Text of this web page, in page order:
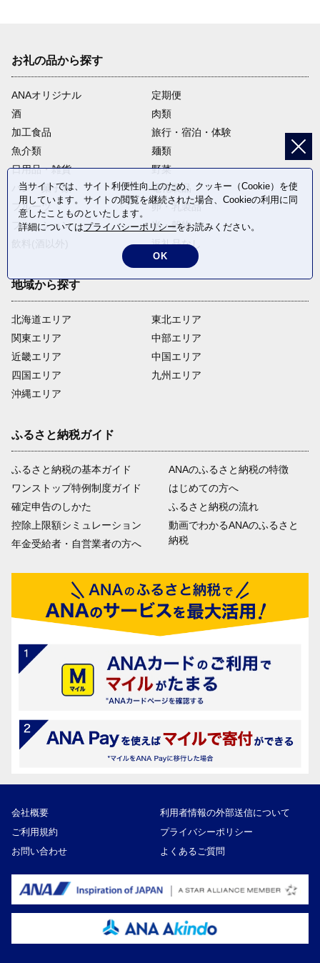
お礼の品から探す
ANAオリジナル
定期便
酒
肉類
加工食品
旅行・宿泊・体験
魚介類
麺類
日用品・雑貨
野菜
パン・菓子類
電化製品
フルーツ
卵・乳製品
ファッション
米・穀物
返礼品なし
地域から探す
北海道エリア
関東エリア
近畿エリア
四国エリア
沖縄エリア
東北エリア
中部エリア
中国エリア
九州エリア
ふるさと納税ガイド
ふるさと納税の基本ガイド
ワンストップ特例制度ガイド
確定申告のしかた
控除上限額シミュレーション
年金受給者・自営業者の方へ
ANAのふるさと納税の特徴
はじめての方へ
ふるさと納税の流れ
動画でわかるANAのふるさと
納税
会社概要
利用者情報の外部送信について
ご利用規約
プライバシーポリシー
お問い合わせ
よくあるご質問
当サイトでは、サイト利便性向上のため、クッキー（Cookie）を使
用しています。サイトの閲覧を継続された場合、Cookieの利用に同
意したことものといたします。
詳細についてはプライバシーポリシーをお読みください。
OK